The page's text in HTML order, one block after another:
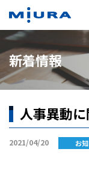
新着情報
人事異動
2021/04/20 お